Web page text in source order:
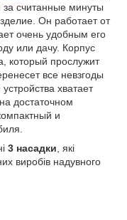
считанные минуты
Он работает от
очень удобным его
или дачу. Корпус
который прослужит
все невзгоды
хватает
достаточном
и
3 насадки , які
виробів надувного